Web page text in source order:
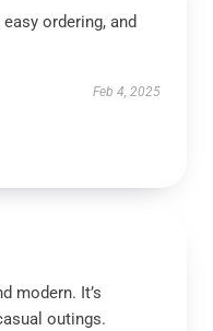
ordering, and
Feb 4, 2025
modern. It’s
outings.